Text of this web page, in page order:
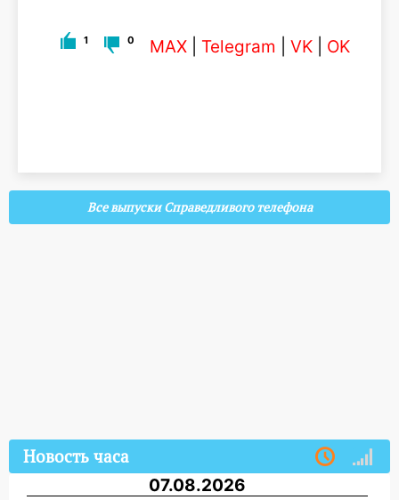
1 0 MAX Telegram VK OK
Все выпуски Справедливого телефона
Новость часа
07.08.2026